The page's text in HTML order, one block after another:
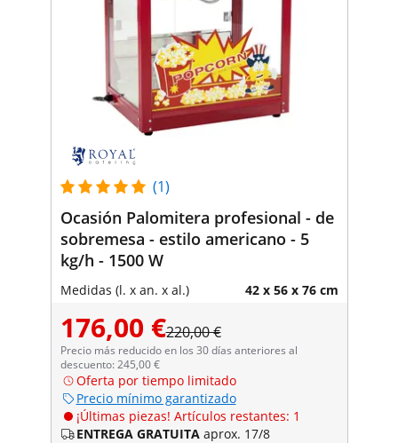
(1)
Ocasión Palomitera profesional - de
sobremesa - estilo americano - 5
kg/h - 1500 W
Medidas (l. x an. x al.) 42 x 56 x 76 cm
176,00 €220,00 €
Precio más reducido en los 30 días anteriores al
descuento: 245,00 €
Oferta por tiempo limitado
Precio mínimo garantizado
¡Últimas piezas! Artículos restantes: 1
ENTREGA GRATUITA aprox. 17/8